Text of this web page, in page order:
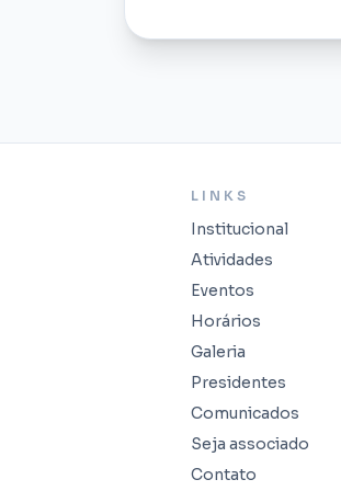
LINKS
Institucional
Atividades
Eventos
Horários
Galeria
Presidentes
Comunicados
Seja associado
Contato